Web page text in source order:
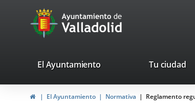
Portal
Web
Ayuntamiento
de
valladolid.es
El Ayuntamiento Tu ciudad
InicioEl Ayuntamiento Normativa Reglamento